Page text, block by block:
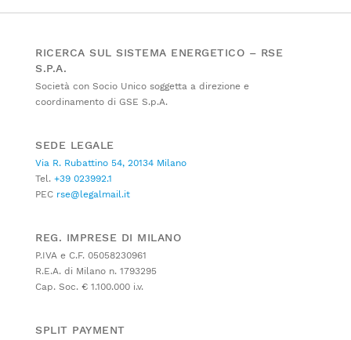
RICERCA SUL SISTEMA ENERGETICO – RSE
S.P.A.
Società con Socio Unico soggetta a direzione e
coordinamento di GSE S.p.A.
SEDE LEGALE
Via R. Rubattino 54, 20134 Milano
Tel. +39 023992.1
PEC rse@legalmail.it
REG. IMPRESE DI MILANO
P.IVA e C.F. 05058230961
R.E.A. di Milano n. 1793295
Cap. Soc. € 1.100.000 i.v.
SPLIT PAYMENT